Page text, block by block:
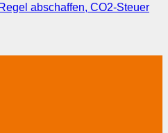
abschaffen, CO2-Steuer